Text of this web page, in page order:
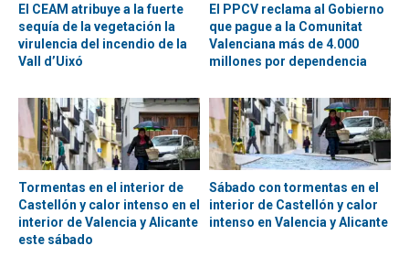
El CEAM atribuye a la fuerte
sequía de la vegetación la
virulencia del incendio de la
Vall d’Uixó
El PPCV reclama al Gobierno
que pague a la Comunitat
Valenciana más de 4.000
millones por dependencia
Tormentas en el interior de
Castellón y calor intenso en el
interior de Valencia y Alicante
este sábado
Sábado con tormentas en el
interior de Castellón y calor
intenso en Valencia y Alicante